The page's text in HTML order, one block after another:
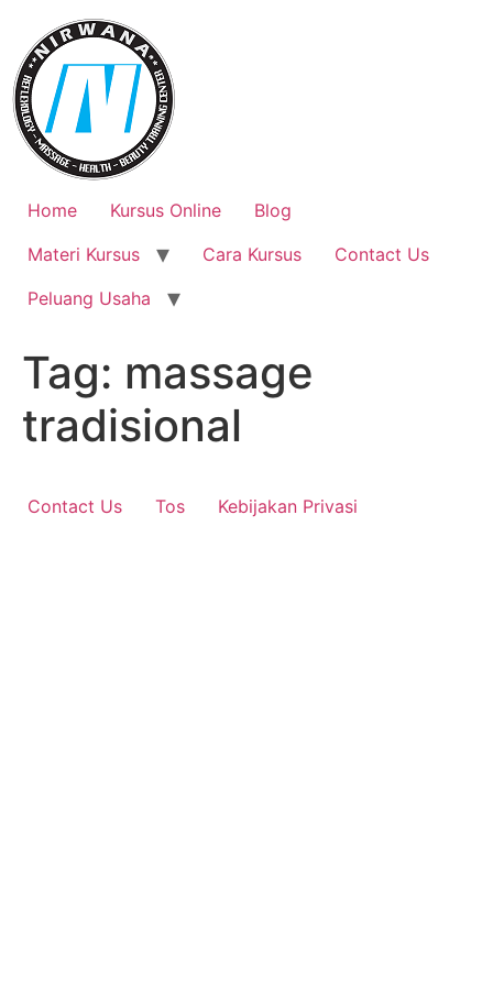
content
Home Kursus Online
Blog
Materi Kursus
Cara Kursus
Contact Us
Peluang Usaha
Tag: massage
tradisional
Contact Us Tos Kebijakan Privasi